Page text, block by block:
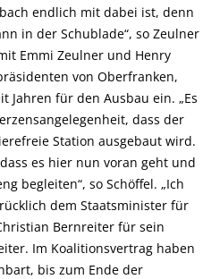
endlich mit dabei ist, denn
in der Schublade“, so Zeulner
Emmi Zeulner und Henry
von Oberfranken,
Jahren für den Ausbau ein. „Es
dass der
Station ausgebaut wird.
es hier nun voran geht und
begleiten“, so Schöffel. „Ich
dem Staatsminister für
Bernreiter für sein
Im Koalitionsvertrag haben
bis zum Ende der